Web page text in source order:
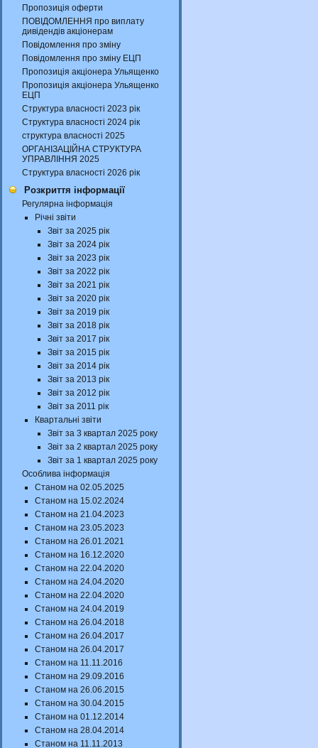
Пропозиція оферти
ПОВІДОМЛЕННЯ про виплату
дивідендів акціонерам
Повідомлення про зміну
Повідомлення про зміну ЕЦП
Пропозиція акціонера Ульященко
Пропозиція акціонера Ульященко
ЕЦП
Структура власності 2023 рік
Структура власності 2024 рік
структура власності 2025
ОРГАНІЗАЦІЙНА СТРУКТУРА
УПРАВЛІННЯ 2025
Структура власності 2026 рік
Розкриття інформації
Регулярна інформація
Річні звіти
Звіт за 2025 рік
Звіт за 2024 рік
Звіт за 2023 рік
Звіт за 2022 рік
Звіт за 2021 рік
Звіт за 2020 рік
Звіт за 2019 рік
Звіт за 2018 рік
Звіт за 2017 рік
Звіт за 2015 рік
Звіт за 2014 рік
Звіт за 2013 рік
Звіт за 2012 рік
Звіт за 2011 рік
Квартальні звіти
Звіт за 3 квартал 2025 року
Звіт за 2 квартал 2025 року
Звіт за 1 квартал 2025 року
Особлива інформація
Станом на 02.05.2025
Станом на 15.02.2024
Станом на 21.04.2023
Станом на 23.05.2023
Станом на 26.01.2021
Станом на 16.12.2020
Станом на 22.04.2020
Станом на 24.04.2020
Станом на 22.04.2020
Станом на 24.04.2019
Станом на 26.04.2018
Станом на 26.04.2017
Станом на 26.04.2017
Станом на 11.11.2016
Станом на 29.09.2016
Станом на 26.06.2015
Станом на 30.04.2015
Станом на 01.12.2014
Станом на 28.04.2014
Станом на 11.11.2013